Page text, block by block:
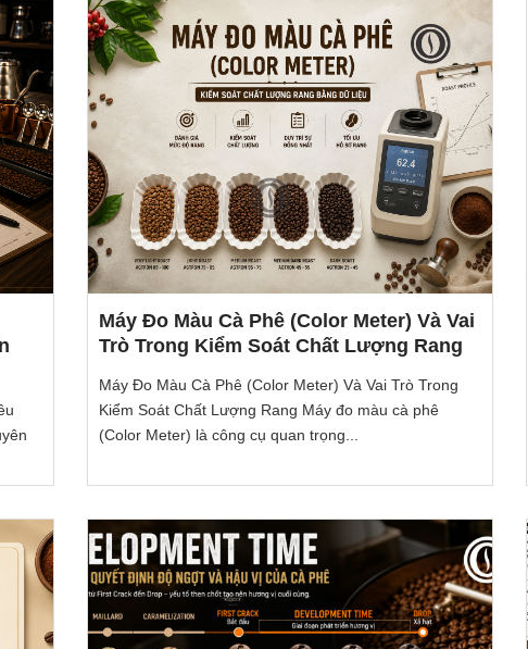
Máy Đo Màu Cà Phê (Color Meter) Và Vai
Trò Trong Kiểm Soát Chất Lượng Rang
Máy Đo Màu Cà Phê (Color Meter) Và Vai Trò Trong
Kiểm Soát Chất Lượng Rang Máy đo màu cà phê
(Color Meter) là công cụ quan trọng...